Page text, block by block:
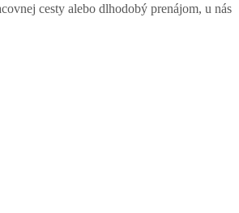
cesty alebo dlhodobý prenájom, u nás